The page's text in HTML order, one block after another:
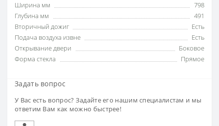
Ширина мм
798
Глубина мм
491
Вторичный дожиг
Есть
Подача воздуха извне
Есть
Открывание двери
Боковое
Форма стекла
Прямое
Задать вопрос
У Вас есть вопрос? Задайте его нашим специалистам и мы
ответим Вам как можно быстрее!